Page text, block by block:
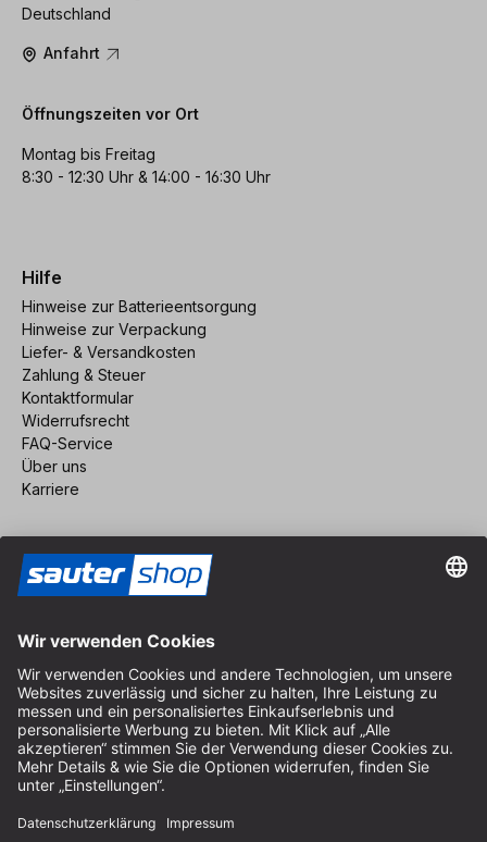
Deutschland
Anfahrt
Öffnungszeiten vor Ort
Montag bis Freitag
8:30 - 12:30 Uhr & 14:00 - 16:30 Uhr
Hilfe
Hinweise zur Batterieentsorgung
Hinweise zur Verpackung
Liefer- & Versandkosten
Zahlung & Steuer
Kontaktformular
Widerrufsrecht
FAQ-Service
Über uns
Karriere
Impressum
AGB
Datenschutz
Cookie-Einstellungen
© 2026 sauter GmbH